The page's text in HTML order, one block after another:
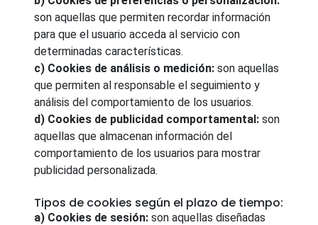
son aquellas que permiten recordar información
para que el usuario acceda al servicio con
determinadas características.
c) Cookies de análisis o medición: son aquellas
que permiten al responsable el seguimiento y
análisis del comportamiento de los usuarios.
d) Cookies de publicidad comportamental: son
aquellas que almacenan información del
comportamiento de los usuarios para mostrar
publicidad personalizada.
Tipos de cookies según el plazo de tiempo:
a) Cookies de sesión: son aquellas diseñadas